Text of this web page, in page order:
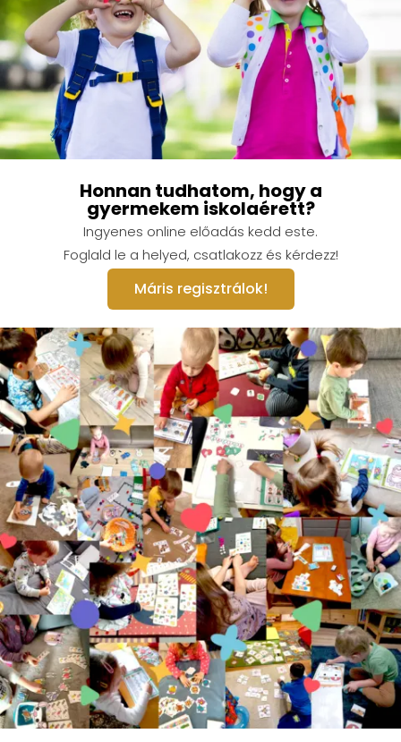
Honnan tudhatom, hogy a
gyermekem iskolaérett?
Ingyenes online előadás kedd este.
Foglald le a helyed, csatlakozz és kérdezz!
Máris regisztrálok!